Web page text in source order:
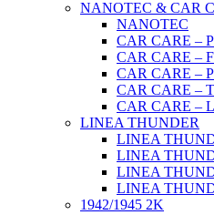
NANOTEC & CAR
NANOTEC
CAR CARE –
CAR CARE –
CAR CARE –
CAR CARE –
CAR CARE –
LINEA THUNDER
LINEA
LINEA
LINEA
LINEA
1942/1945 2K